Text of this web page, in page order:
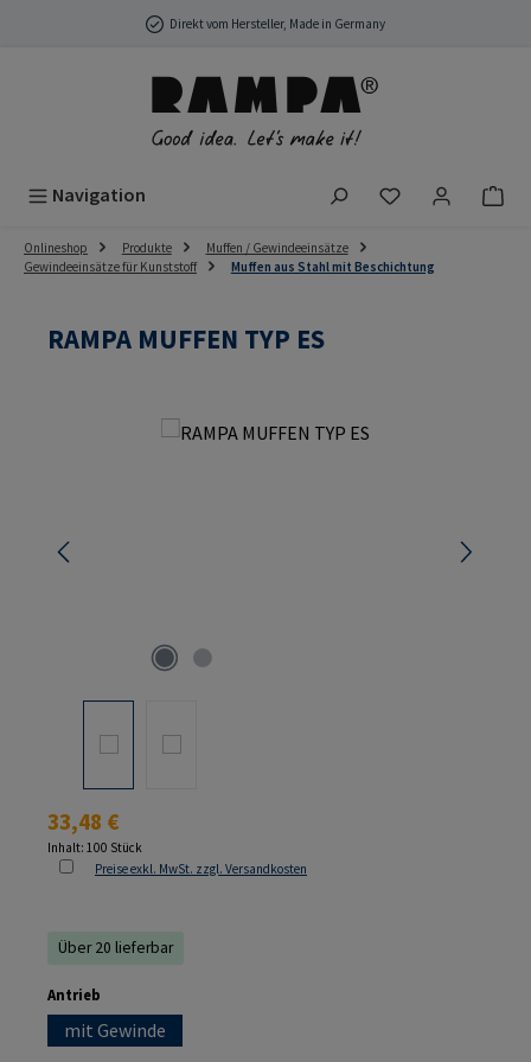
Zum Hauptinhalt springenDirekt vom Hersteller, Made in Germany
Navigation Du hast 0
Onlineshop Produkte
Muffen / Gewindeeinsätze
Gewindeeinsätze für Kunststoff
Muffen aus Stahl mit Beschichtung
RAMPA MUFFEN TYP ES
Bildergalerie überspringen
Regulärer Preis:
33,48 €
Inhalt: 100 Stück
Preise exkl. MwSt. zzgl. Versandkosten
Über 20 lieferbar
Antrieb
mit Gewinde